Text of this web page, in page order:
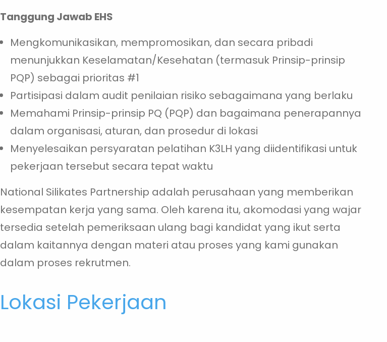
Tanggung Jawab EHS
Mengkomunikasikan, mempromosikan, dan secara pribadi
menunjukkan Keselamatan/Kesehatan (termasuk Prinsip-prinsip
PQP) sebagai prioritas #1
Partisipasi dalam audit penilaian risiko sebagaimana yang berlaku
Memahami Prinsip-prinsip PQ (PQP) dan bagaimana penerapannya
dalam organisasi, aturan, dan prosedur di lokasi
Menyelesaikan persyaratan pelatihan K3LH yang diidentifikasi untuk
pekerjaan tersebut secara tepat waktu
National Silikates Partnership adalah perusahaan yang memberikan
kesempatan kerja yang sama. Oleh karena itu, akomodasi yang wajar
tersedia setelah pemeriksaan ulang bagi kandidat yang ikut serta
dalam kaitannya dengan materi atau proses yang kami gunakan
dalam proses rekrutmen.
Lokasi Pekerjaan